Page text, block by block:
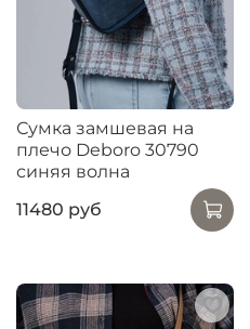
Сумка замшевая на
плечо Deboro 30790
синяя волна
11480 руб